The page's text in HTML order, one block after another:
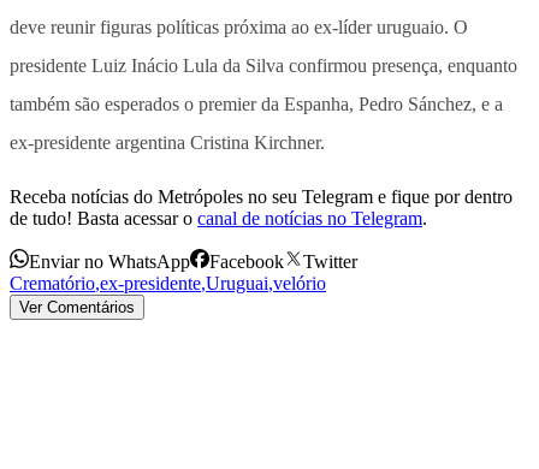
deve reunir figuras políticas próxima ao ex-líder uruguaio. O
presidente Luiz Inácio Lula da Silva confirmou presença, enquanto
também são esperados o premier da Espanha, Pedro Sánchez, e a
ex-presidente argentina Cristina Kirchner.
Receba notícias do Metrópoles no seu Telegram e fique por dentro
de tudo! Basta acessar o canal de notícias no Telegram.
Enviar no WhatsApp Facebook
Twitter
Crematório,ex-presidente,Uruguai,velório
Ver Comentários